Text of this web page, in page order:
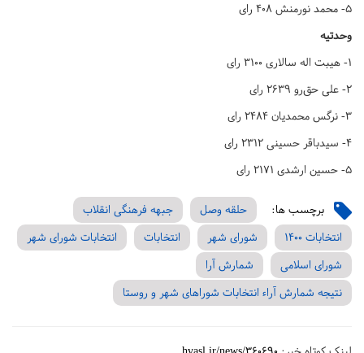
۵- محمد نورمنش ۴۰۸ رای
وحدتیه
۱- هیبت اله سالاری ۳۱۰۰ رای
۲- علی حق‌رو ۲۶۳۹ رای
۳- نرگس محمدیان ۲۴۸۴ رای
۴- سیدباقر حسینی ۲۳۱۲ رای
۵- حسین ارشدی ۲۱۷۱ رای
برچسب ها: حلقه وصل
جبهه فرهنگی انقلاب
انتخابات 1400
شورای شهر انتخابات
انتخابات شورای شهر
شورای اسلامی
شمارش آرا
نتیجه شمارش آراء انتخابات شوراهای شهر و روستا